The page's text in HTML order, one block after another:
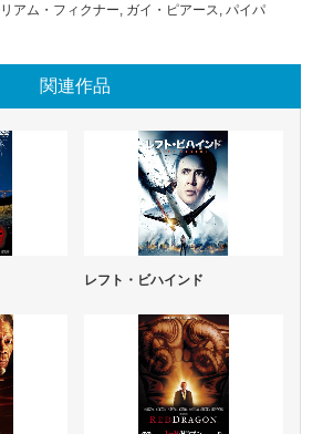
アム・フィクナー ガイ・ピアース
パイパ
関連作品
レフト・ビハインド